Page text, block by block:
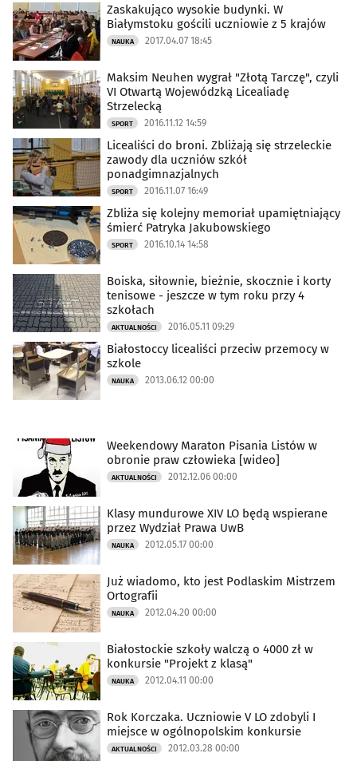
Zaskakująco wysokie budynki. W
Białymstoku gościli uczniowie z 5 krajów
NAUKA 2017.04.07 18:45
Maksim Neuhen wygrał "Złotą Tarczę", czyli
VI Otwartą Wojewódzką Licealiadę
Strzelecką
SPORT 2016.11.12 14:59
Licealiści do broni. Zbliżają się strzeleckie
zawody dla uczniów szkół
ponadgimnazjalnych
SPORT 2016.11.07 16:49
Zbliża się kolejny memoriał upamiętniający
śmierć Patryka Jakubowskiego
SPORT 2016.10.14 14:58
Boiska, siłownie, bieżnie, skocznie i korty
tenisowe - jeszcze w tym roku przy 4
szkołach
AKTUALNOŚCI 2016.05.11 09:29
Białostoccy licealiści przeciw przemocy w
szkole
NAUKA 2013.06.12 00:00
Weekendowy Maraton Pisania Listów w
obronie praw człowieka [wideo]
AKTUALNOŚCI 2012.12.06 00:00
Klasy mundurowe XIV LO będą wspierane
przez Wydział Prawa UwB
NAUKA 2012.05.17 00:00
Już wiadomo, kto jest Podlaskim Mistrzem
Ortografii
NAUKA 2012.04.20 00:00
Białostockie szkoły walczą o 4000 zł w
konkursie "Projekt z klasą"
NAUKA 2012.04.11 00:00
Rok Korczaka. Uczniowie V LO zdobyli I
miejsce w ogólnopolskim konkursie
AKTUALNOŚCI 2012.03.28 00:00